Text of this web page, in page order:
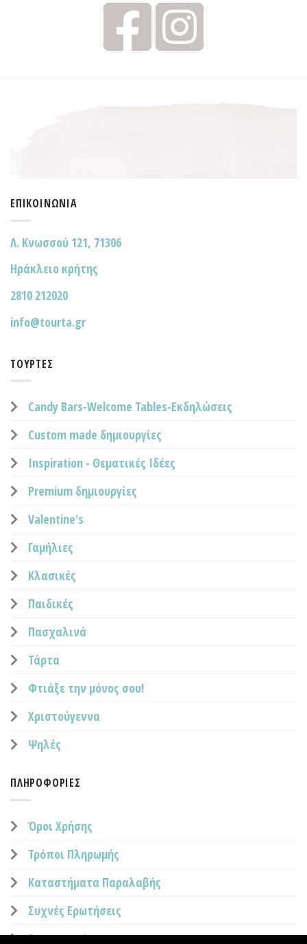
ΕΠΙΚΟΙΝΩΝΊΑ
Λ. Κνωσσού 121, 71306
Ηράκλειο κρήτης
2810 212020
info@tourta.gr
ΤΟΎΡΤΕΣ
Candy Bars-Welcome Tables-Εκδηλώσεις
Custom made δημιουργίες
Inspiration - Θεματικές Ιδέες
Premium δημιουργίες
Valentine's
Γαμήλιες
Κλασικές
Παιδικές
Πασχαλινά
Τάρτα
Φτιάξε την μόνος σου!
Χριστούγεννα
Ψηλές
ΠΛΗΡΟΦΟΡΊΕΣ
Όροι Χρήσης
Τρόποι Πληρωμής
Καταστήματα Παραλαβής
Συχνές Ερωτήσεις
Επικοινωνία